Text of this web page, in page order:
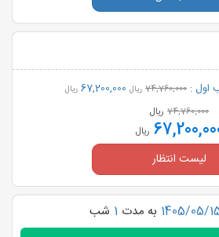
اول : 74,760,000 ریال 67,200,000 ریال
74,760,000 ریال
ریال
لیست انتظار
1405/05/ به مدت 1 شب